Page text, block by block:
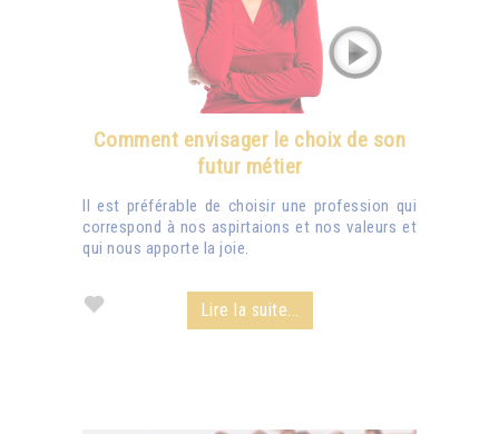
Comment envisager le choix de son
futur métier
Il est préférable de choisir une profession qui
correspond à nos aspirtaions et nos valeurs et
qui nous apporte la joie.
Lire la suite...